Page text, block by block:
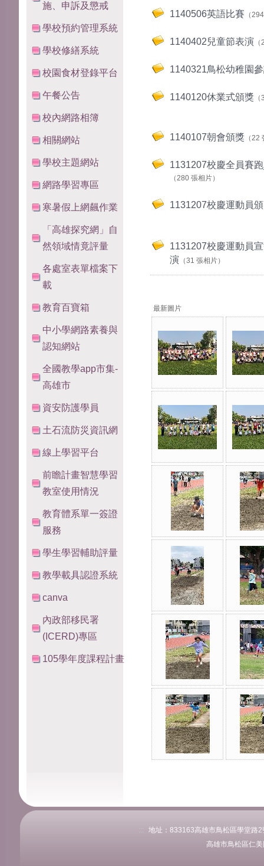
施、申訴及懲戒
學校預約管理系統
學校修繕系統
校園食材登錄平台
午餐公告
校內網路相簿
相關網站
學校主題網站
網路學習專區
寒暑假上網飆作業
「高雄探究網」自
然領域情竟評量
各處室表單檔案下
載
教育百寶箱
中小學網路素養與
認知網站
全國教學app市集-
高雄市
資安防護學員
土石流防災資訊網
線上學習平台
前瞻計畫智慧學習
教室使用情況
教育體系單一簽證
服務
學生學習輔助評量
教學載具認證系統
canva
內政部移民署
(ICERD)專區
105學年度課程計畫
1140506英語比賽 （
1140402兒童節表演
1140321鳥松幼稚園
1140120休業式頒獎
1140107朝會頒獎 （22
1131207校慶全員賽
（280 張相片）
1131207校慶運動員
1131207校慶運動員
演 （31 張相片）
最新圖片
:::
地址：833163高雄市鳥松區學堂
高雄市鳥松區仁